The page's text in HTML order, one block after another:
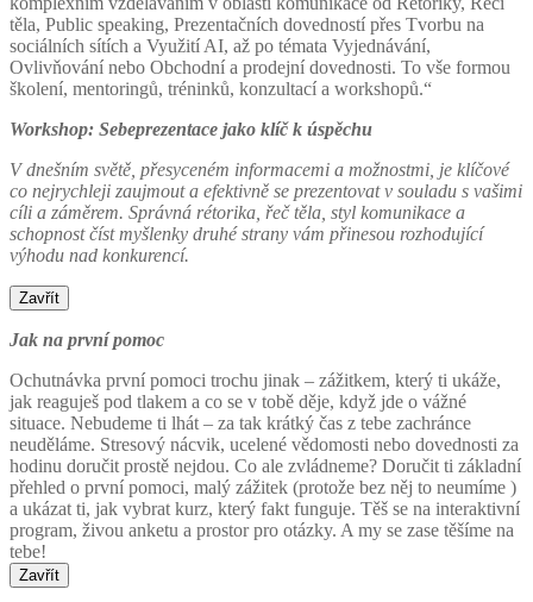
těla, Public speaking, Prezentačních dovedností přes Tvorbu na
sociálních sítích a Využití AI, až po témata Vyjednávání,
Ovlivňování nebo Obchodní a prodejní dovednosti. To vše formou
školení, mentoringů, tréninků, konzultací a workshopů.“
Workshop: Sebeprezentace jako klíč k úspěchu
V dnešním světě, přesyceném informacemi a možnostmi, je klíčové
co nejrychleji zaujmout a efektivně se prezentovat v souladu s vašimi
cíli a záměrem. Správná rétorika, řeč těla, styl komunikace a
schopnost číst myšlenky druhé strany vám přinesou rozhodující
výhodu nad konkurencí.
Zavřít
Jak na první pomoc
Ochutnávka první pomoci trochu jinak – zážitkem, který ti ukáže,
jak reaguješ pod tlakem a co se v tobě děje, když jde o vážné
situace. Nebudeme ti lhát – za tak krátký čas z tebe zachránce
neuděláme. Stresový nácvik, ucelené vědomosti nebo dovednosti za
hodinu doručit prostě nejdou. Co ale zvládneme? Doručit ti základní
přehled o první pomoci, malý zážitek (protože bez něj to neumíme )
a ukázat ti, jak vybrat kurz, který fakt funguje. Těš se na interaktivní
program, živou anketu a prostor pro otázky. A my se zase těšíme na
tebe!
Zavřít